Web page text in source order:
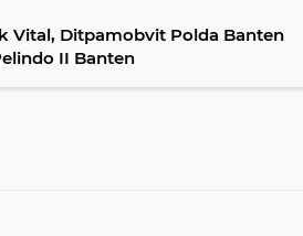
Vital, Ditpamobvit Polda Banten
II Banten